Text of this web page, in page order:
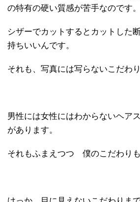
の特有の硬い質感が苦手なのです。
シザーでカットするとカットした
持ちいいんです。
それも、写真には写らないこだわり
男性には女性にはわからないヘア
があります。
それもふまえつつ 僕のこだわりも